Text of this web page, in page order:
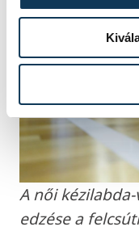
A női
edzése a